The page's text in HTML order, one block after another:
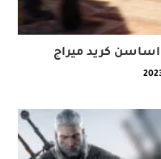
اساسن كريد ميراج